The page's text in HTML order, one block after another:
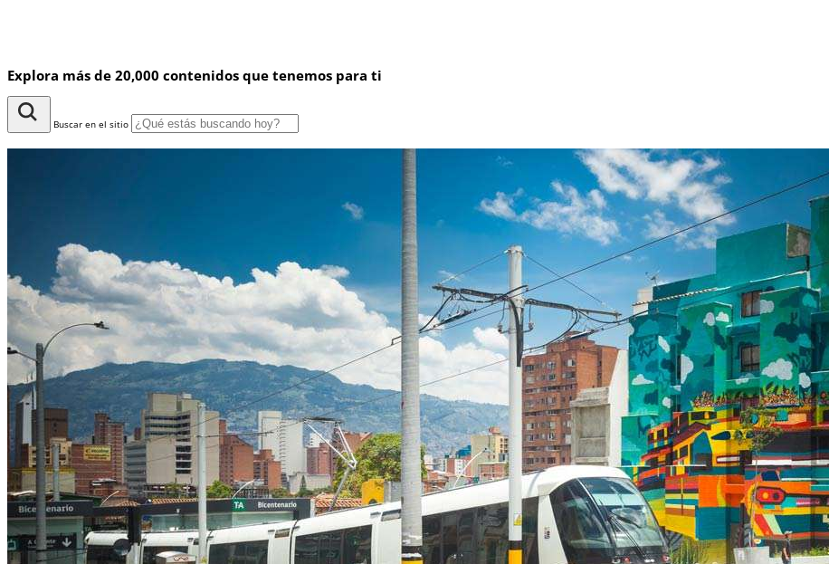
Explora más de 20,000 contenidos que tenemos para ti
Buscar en el sitio